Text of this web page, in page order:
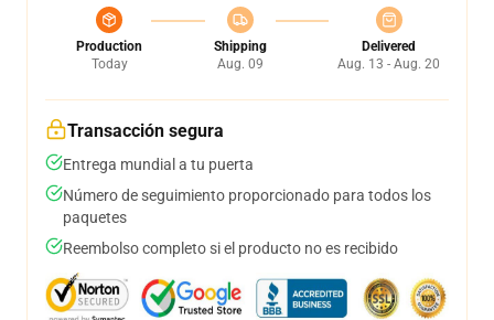
Production
Today
Shipping
Aug. 09
Delivered
Aug. 13 - Aug. 20
Transacción segura
Entrega mundial a tu puerta
Número de seguimiento proporcionado para todos los
paquetes
Reembolso completo si el producto no es recibido